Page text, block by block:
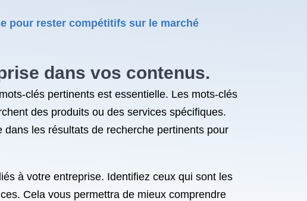
pour rester compétitifs sur le marché
dans vos contenus.
clés pertinents est essentielle. Les mots-clés
des produits ou des services spécifiques.
les résultats de recherche pertinents pour
à votre entreprise. Identifiez ceux qui sont les
Cela vous permettra de mieux comprendre